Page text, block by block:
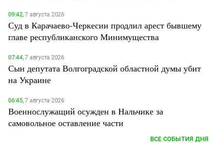
09:42,7 августа 2026
Суд в Карачаево-Черкесии продлил арест бывшему
главе республиканского Минимущества
07:44,7 августа 2026
Сын депутата Волгоградской областной думы убит
на Украине
06:45,7 августа 2026
Военнослужащий осужден в Нальчике за
самовольное оставление части
ВСЕ СОБЫТИЯ ДНЯ